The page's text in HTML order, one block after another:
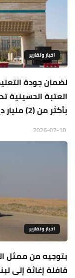
اخبار وتقارير
لضمان جودة
العتبة الحسينية
بأكثر من (2) مليار دينار عراقي
اخبار وتقارير
بتوجيه من ممثل
قافلة إغاثة إلى